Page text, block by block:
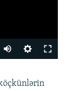
360p